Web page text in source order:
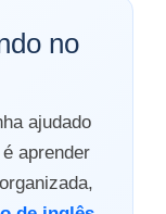
no
ajudado
aprender